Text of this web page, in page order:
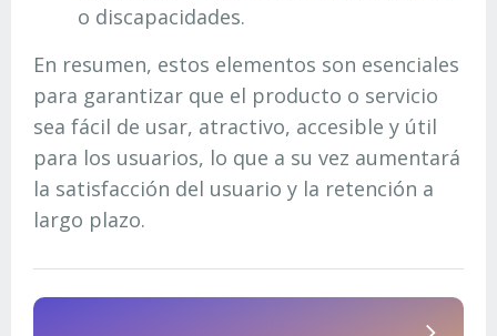
o discapacidades.
En resumen, estos elementos son esenciales
para garantizar que el producto o servicio
sea fácil de usar, atractivo, accesible y útil
para los usuarios, lo que a su vez aumentará
la satisfacción del usuario y la retención a
largo plazo.